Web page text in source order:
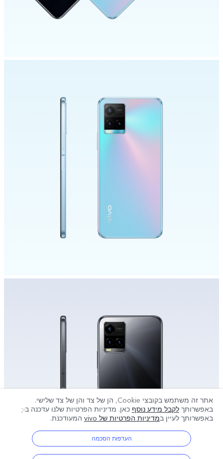
אתר זה משתמש בקובצי Cookie, הן של צד והן של צד שלישי.
באפשרותך לקבל מידע נוסף כאן. מדיניות הפרטיות שלנו עדכנה ב-;
באפשרותך לעיין במדיניות הפרטיות של vivo המעודכנת.
העדפות הסכמה